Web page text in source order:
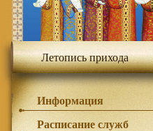
Летопись прихода
Информация
Расписание служб